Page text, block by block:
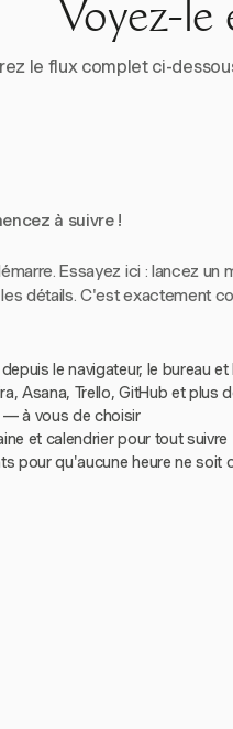
Voyez-le
le flux complet ci-
à suivre !
Essayez ici : lancez un
détails. C'est exactement
le navigateur, le bureau et
Asana, Trello, GitHub et plus
— à vous de choisir
et calendrier pour tout suivre
pour qu'aucune heure ne soit